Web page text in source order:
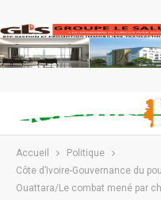
Accueil
Politique
Côte d’Ivoire-Gouvernance du
Ouattara/Le combat mené par